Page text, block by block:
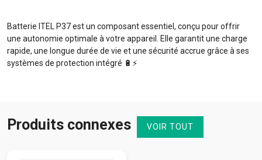
Batterie ITEL P37 est un composant essentiel, conçu pour offrir
une autonomie optimale à votre appareil. Elle garantit une charge
rapide, une longue durée de vie et une sécurité accrue grâce à ses
systèmes de protection intégré 🔋⚡️
Produits connexes VOIR TOUT